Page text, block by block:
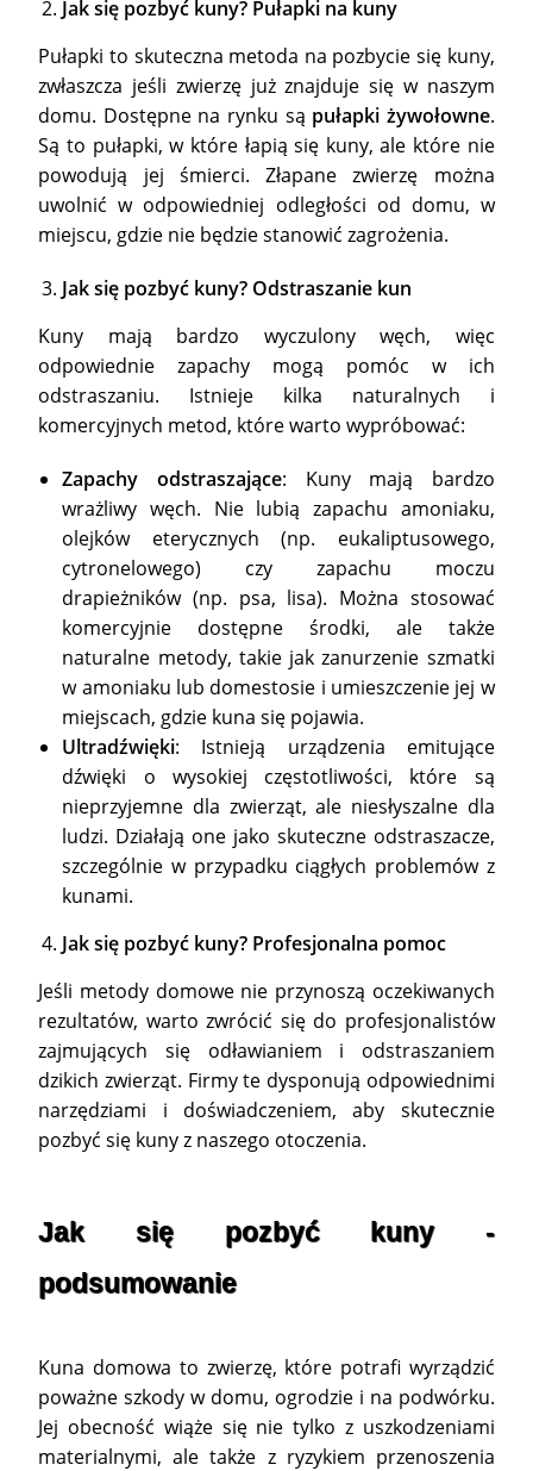
Jak się pozbyć kuny? Pułapki na kuny
Pułapki to skuteczna metoda na pozbycie się kuny,
zwłaszcza jeśli zwierzę już znajduje się w naszym
domu. Dostępne na rynku są pułapki żywołowne.
Są to pułapki, w które łapią się kuny, ale które nie
powodują jej śmierci. Złapane zwierzę można
uwolnić w odpowiedniej odległości od domu, w
miejscu, gdzie nie będzie stanowić zagrożenia.
Jak się pozbyć kuny? Odstraszanie kun
Kuny mają bardzo wyczulony węch, więc
odpowiednie zapachy mogą pomóc w ich
odstraszaniu. Istnieje kilka naturalnych i
komercyjnych metod, które warto wypróbować:
Zapachy odstraszające: Kuny mają bardzo
wrażliwy węch. Nie lubią zapachu amoniaku,
olejków eterycznych (np. eukaliptusowego,
cytronelowego) czy zapachu moczu
drapieżników (np. psa, lisa). Można stosować
komercyjnie dostępne środki, ale także
naturalne metody, takie jak zanurzenie szmatki
w amoniaku lub domestosie i umieszczenie jej w
miejscach, gdzie kuna się pojawia.
Ultradźwięki: Istnieją urządzenia emitujące
dźwięki o wysokiej częstotliwości, które są
nieprzyjemne dla zwierząt, ale niesłyszalne dla
ludzi. Działają one jako skuteczne odstraszacze,
szczególnie w przypadku ciągłych problemów z
kunami.
Jak się pozbyć kuny? Profesjonalna pomoc
Jeśli metody domowe nie przynoszą oczekiwanych
rezultatów, warto zwrócić się do profesjonalistów
zajmujących się odławianiem i odstraszaniem
dzikich zwierząt. Firmy te dysponują odpowiednimi
narzędziami i doświadczeniem, aby skutecznie
pozbyć się kuny z naszego otoczenia.
Jak się pozbyć kuny -
podsumowanie
Kuna domowa to zwierzę, które potrafi wyrządzić
poważne szkody w domu, ogrodzie i na podwórku.
Jej obecność wiąże się nie tylko z uszkodzeniami
materialnymi, ale także z ryzykiem przenoszenia